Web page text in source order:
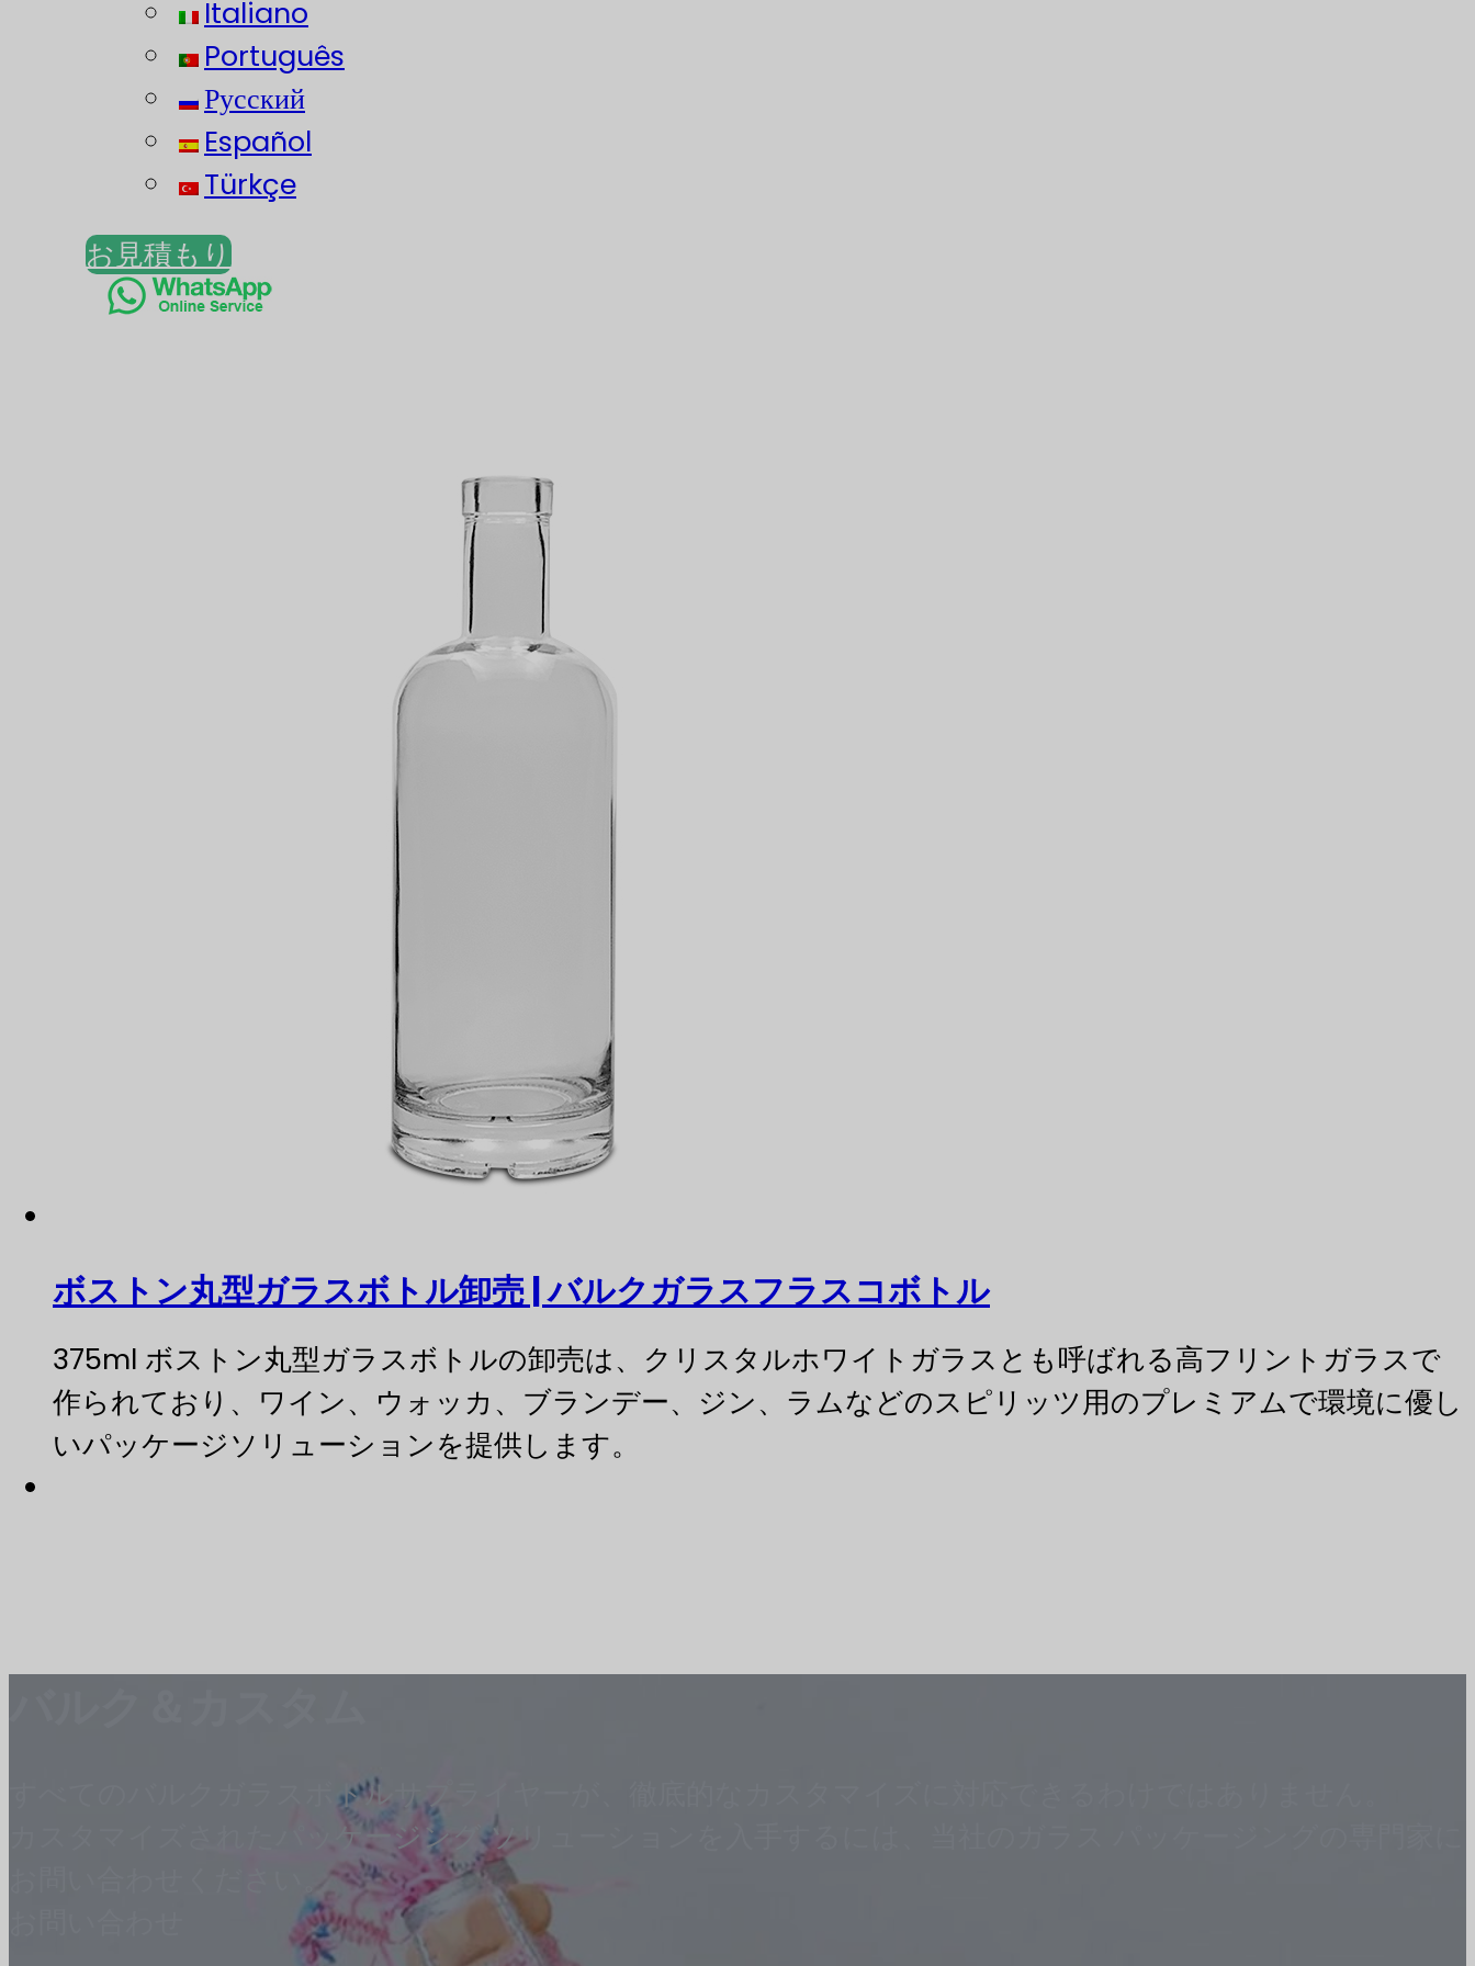
Italiano
Português
Русский
Español
Türkçe
お見積もり
ボストン丸型ガラスボトル卸売 | バルクガラスフラスコボトル
375ml ボストン丸型ガラスボトルの卸売は、クリスタルホワイトガラスとも呼ばれる高フリントガラスで
作られており、ワイン、ウォッカ、ブランデー、ジン、ラムなどのスピリッツ用のプレミアムで環境に優し
いパッケージソリューションを提供します。
すべてのバルクガラスボトルサプライヤーが、徹底的なカスタマイズに対応できるわけではありません。
カスタマイズされたパッケージング ソリューションを入手するには、当社のガラス パッケージングの専門家に
お問い合わせください。